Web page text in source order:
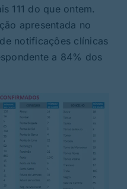
111 do que ontem.
apresentada no
notificações clínicas
a 84% dos